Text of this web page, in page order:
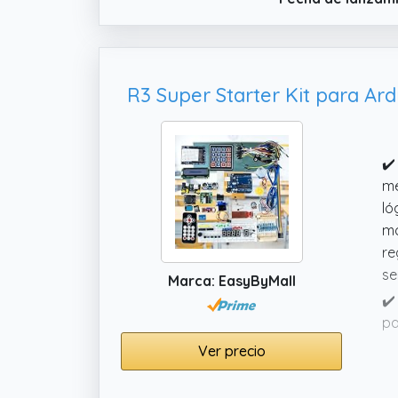
Marca: EasyByMall
Ver precio
✔️
✔️